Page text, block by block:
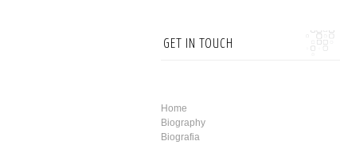
GET IN TOUCH
Home
Biography
Biografia